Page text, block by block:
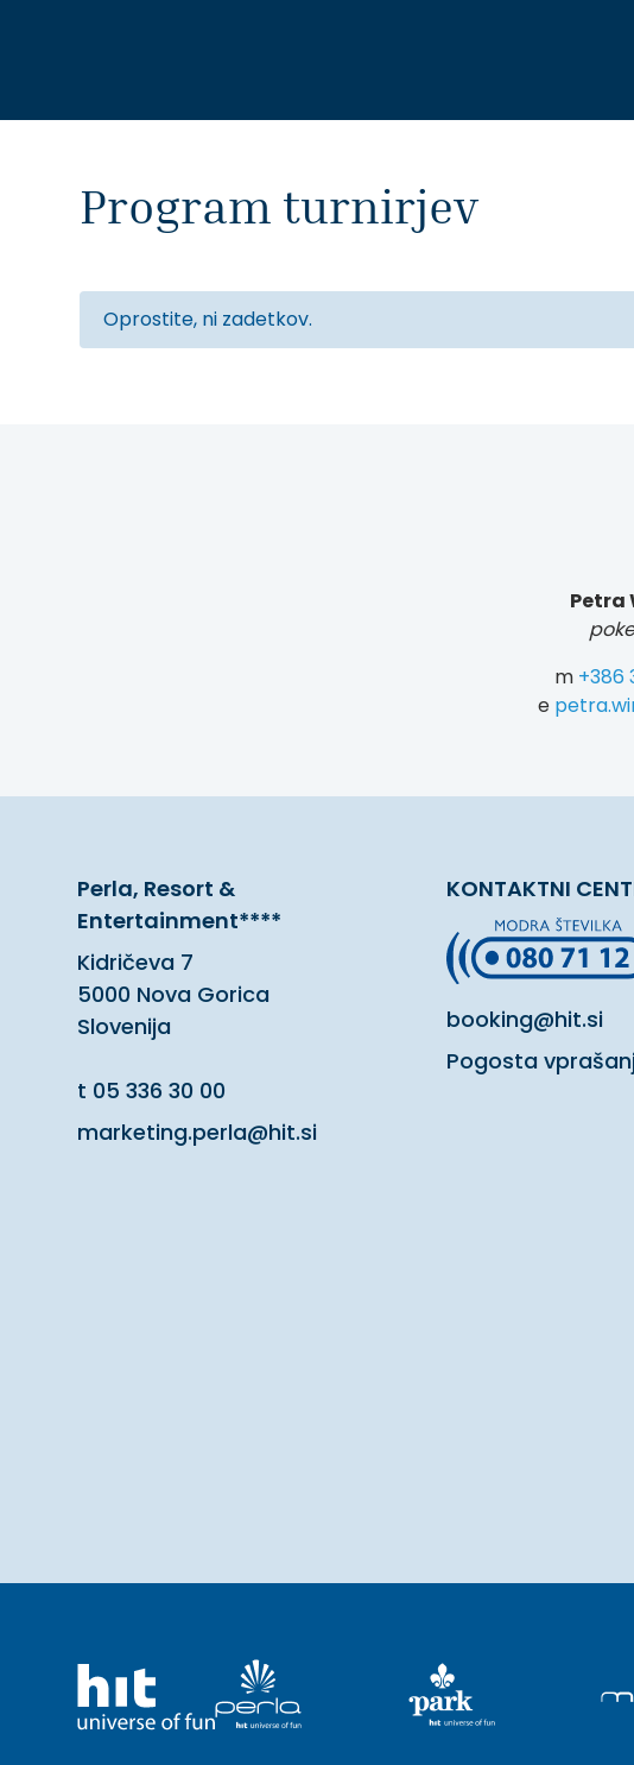
Program turnirjev
Oprostite, ni zadetkov.
Petra
m +386
e
Perla, Resort &
Entertainment****
Kidričeva 7
5000 Nova Gorica
Slovenija
t 05 336 30 00
marketing.perla@hit.si
KONTAKTNI
booking@hit.si
Pogosta